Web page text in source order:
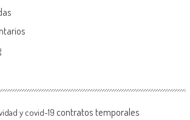
y covid-19 contratos temporales